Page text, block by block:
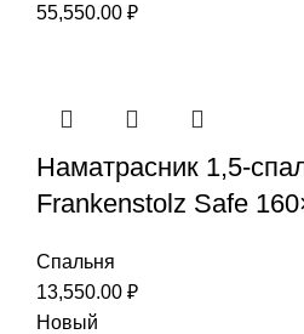
55,550.00 ₽
Наматрасник 1,5-
Frankenstolz Safe
Спальня
13,550.00 ₽
Новый